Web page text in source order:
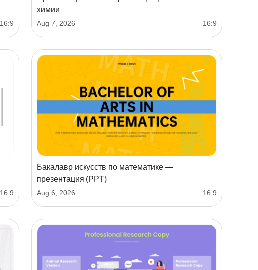
16:9
химии
Aug 7, 2026 16:9
16:9
Бакалавр искусств по математике —
презентация (PPT)
Aug 6, 2026 16:9